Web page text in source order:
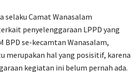
selaku Camat Wanasalam
penyelenggaraan LPPD yang
BPD se-kecamtan Wanasalam,
merupakan hal yang posisitif, karena
kegiatan ini belum pernah ada.